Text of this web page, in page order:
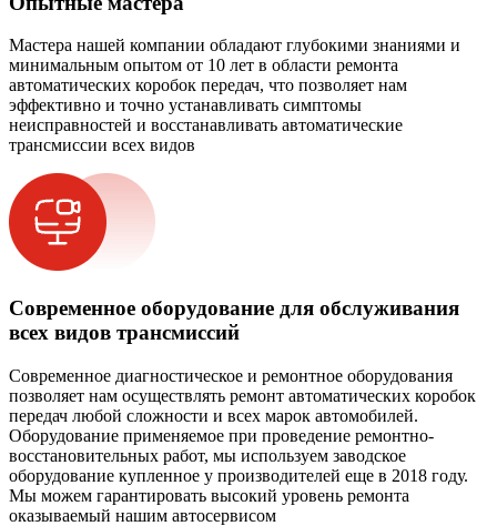
Мастера нашей компании обладают глубокими знаниями и
минимальным опытом от 10 лет в области ремонта
автоматических коробок передач, что позволяет нам
эффективно и точно устанавливать симптомы
неисправностей и восстанавливать автоматические
трансмиссии всех видов
Современное оборудование для обслуживания
всех видов трансмиссий
Современное диагностическое и ремонтное оборудования
позволяет нам осуществлять ремонт автоматических коробок
передач любой сложности и всех марок автомобилей.
Оборудование применяемое при проведение ремонтно-
восстановительных работ, мы используем заводское
оборудование купленное у производителей еще в 2018 году.
Мы можем гарантировать высокий уровень ремонта
оказываемый нашим автосервисом